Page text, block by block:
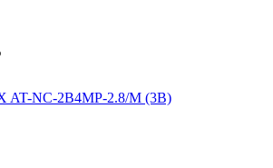
AT-NC-2B4MP-2.8/M (3B)